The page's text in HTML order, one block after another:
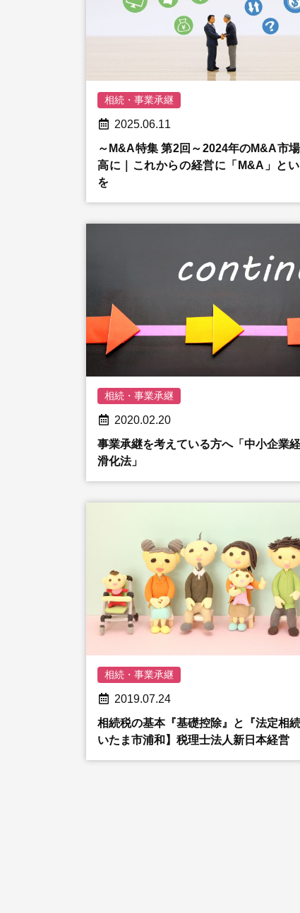
相続・事業承継
2025.06.11
～M&A特集 第2回～2024年のM&A市
高に｜これからの経営に「M&A」と
を
相続・事業承継
2020.02.20
事業承継を考えている方へ「中小企業
滑化法」
相続・事業承継
2019.07.24
相続税の基本『基礎控除』と『法定相
いたま市浦和】税理士法人新日本経営